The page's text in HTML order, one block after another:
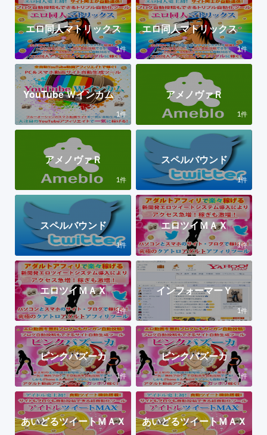
エロ同人マトリックス
1件
エロ同人マトリックス
1件
YouTube Ｗインカム
1件
アメノヴァＲ
1件
アメノヴァＲ
1件
スペルバウンド
1件
スペルバウンド
1件
エロツイＭＡＸ
1件
エロツイＭＡＸ
1件
インフォーマーＹ
1件
ピンクバズーカ
1件
ピンクバズーカ
1件
あいどるツイートＭＡＸ あいどるツイートＭＡＸ